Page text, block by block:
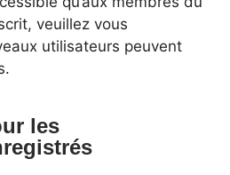
veuillez vous
utilisateurs peuvent
les